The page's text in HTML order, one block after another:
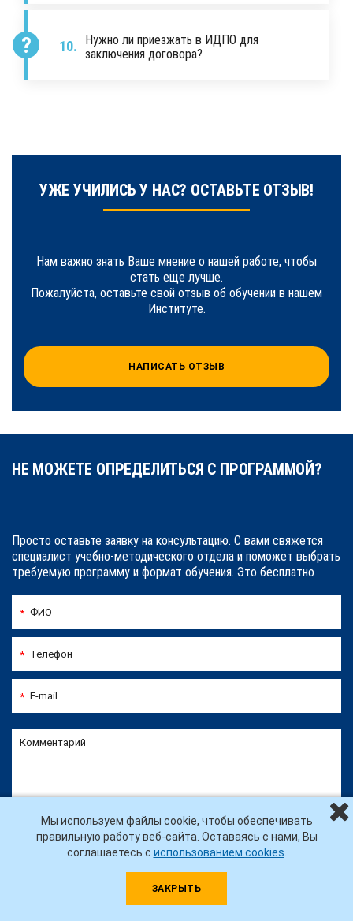
Нужно ли приезжать в ИДПО для
заключения договора?
УЖЕ УЧИЛИСЬ У НАС? ОСТАВЬТЕ ОТЗЫВ!
Нам важно знать Ваше мнение о нашей работе, чтобы
стать еще лучше.
Пожалуйста, оставьте свой отзыв об обучении в нашем
Институте.
НАПИСАТЬ ОТЗЫВ
НЕ МОЖЕТЕ ОПРЕДЕЛИТЬСЯ С ПРОГРАММОЙ?
Просто оставьте заявку на консультацию. С вами свяжется
специалист учебно-методического отдела и поможет выбрать
требуемую программу и формат обучения. Это бесплатно
* ФИО
* Телефон
* E-mail
Комментарий
обработку персональных данных
Мы используем файлы cookie, чтобы обеспечивать
правильную работу веб-сайта. Оставаясь с нами, Вы
соглашаетесь с использованием cookies
ЗАКРЫТЬ